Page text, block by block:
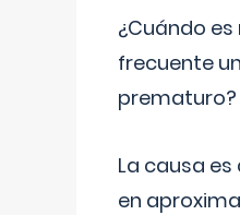
¿Cuándo
frecuente
prematuro?
La causa
en